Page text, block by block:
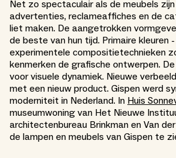
Net zo spectaculair als de meubels
advertenties, reclameaffiches en de
liet maken. De aangetrokken
de beste van hun tijd. Primaire kleuren
experimentele compositietechnieken
kenmerken de grafische ontwerpen.
voor visuele dynamiek. Nieuwe
met een nieuw product. Gispen werd
moderniteit in Nederland. In Huis
museumwoning van Het Nieuwe
architectenbureau Brinkman en Van
de lampen en meubels van Gispen te